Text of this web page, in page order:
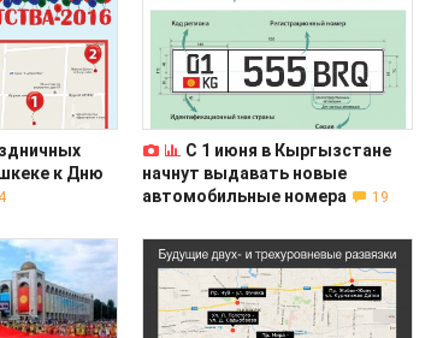
к Дню
4
С 1 июня в Кыргызстане
начнут выдавать новые
автомобильные номера
19